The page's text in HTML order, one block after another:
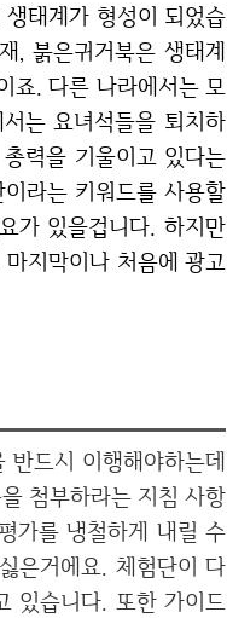
, 붉은귀거북은 생태계
죠. 다른 나라에서는 모
는 요녀석들을 퇴치하
력을 기울이고 있다는
라는 키워드를 사용할
가 있을겁니다. 하지만
지막이나 처음에 광고
첨부하라는 지침 사항
가를 냉철하게 내릴 수
은거에요. 체험단이 다
있습니다. 또한 가이드